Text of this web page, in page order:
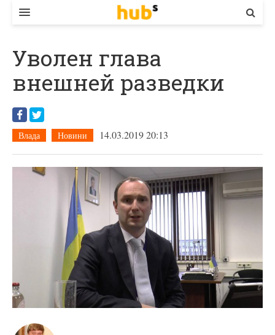
ЕКОНОМІКА
БІЗНЕС
СТАРТЕР
КОНТАКТИ
Уволен глава
внешней разведки
Влада Новини 14.03.2019 20:13